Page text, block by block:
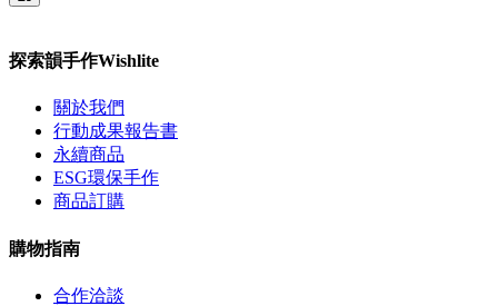
探索韻手作Wishlite
關於我們
行動成果報告書
永續商品
ESG環保手作
商品訂購
購物指南
合作洽談